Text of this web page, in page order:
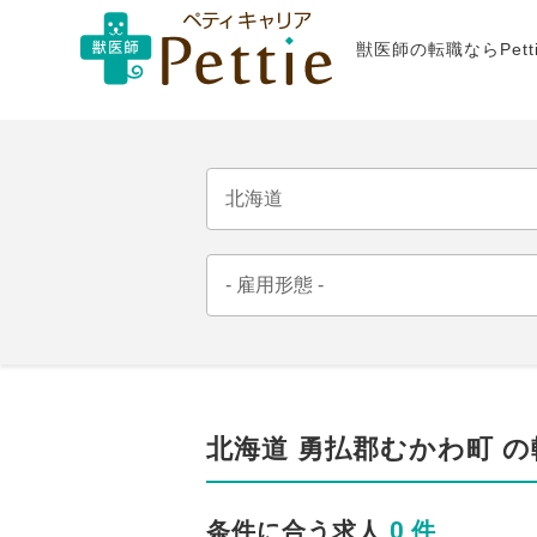
獣医師の転職なら
北海道 勇払郡むかわ町
条件に合う求人 0 件